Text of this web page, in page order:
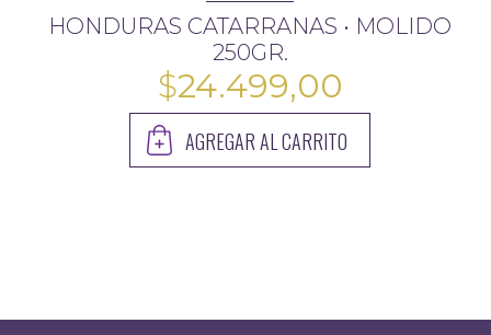
HONDURAS CATARRANAS • MOLIDO
250GR.
$24.499,00
AGREGAR AL CARRITO